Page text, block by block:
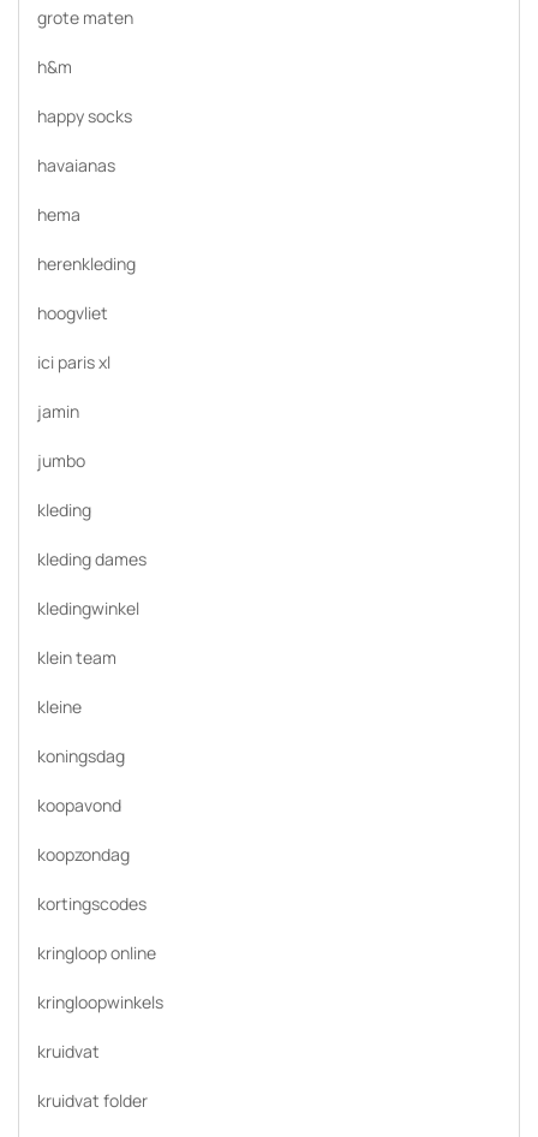
grote maten
h&m
happy socks
havaianas
hema
herenkleding
hoogvliet
ici paris xl
jamin
jumbo
kleding
kleding dames
kledingwinkel
klein team
kleine
koningsdag
koopavond
koopzondag
kortingscodes
kringloop online
kringloopwinkels
kruidvat
kruidvat folder